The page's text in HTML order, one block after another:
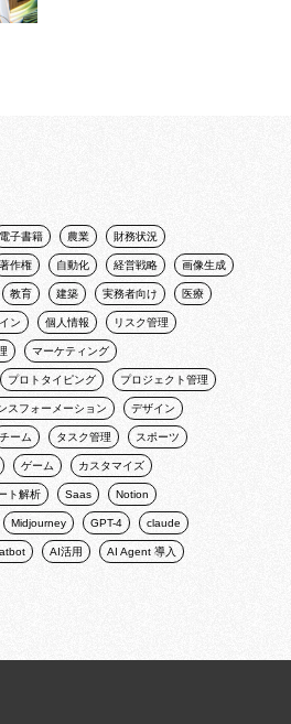
電子書籍 農業 財務状況
著作権 自動化 経営戦略 画像生成
教育 建築 実務者向け 医療
ン 個人情報 リスク管理
マーケティング
プロトタイピング プロジェクト管理
スフォーメーション デザイン
チーム タスク管理 スポーツ
ゲーム カスタマイズ
ト解析 Saas Notion
Midjourney GPT-4 claude
AI活用 AI Agent 導入